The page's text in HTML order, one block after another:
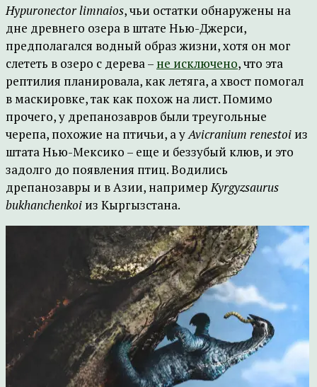
Hypuronector limnaios, чьи остатки обнаружены на
дне древнего озера в штате Нью-Джерси,
предполагался водный образ жизни, хотя он мог
слететь в озеро с дерева – не исключено, что эта
рептилия планировала, как летяга, а хвост помогал
в маскировке, так как похож на лист. Помимо
прочего, у дрепанозавров были треугольные
черепа, похожие на птичьи, а уAvicranium renestoi из
штата Нью-Мексико – еще и беззубый клюв, и это
задолго до появления птиц. Водились
дрепанозавры и в Азии, напримерKyrgyzsaurus
bukhanchenkoi из Кыргызстана.